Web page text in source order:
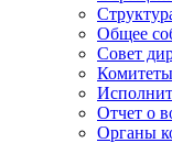
Общее
Совет
Отчет о
Органы